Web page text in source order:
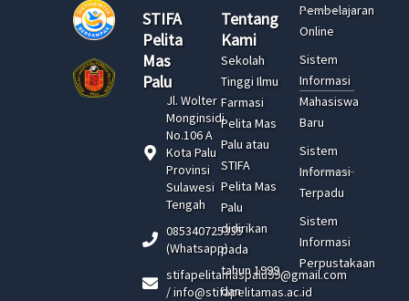
STIFA
Pelita
Mas
Palu
Jl. Wolter
Monginsidi
No.106 A
Kota Palu
Provinsi
Sulawesi
Tengah
085340725335
(Whatsapp)
stifapelitamaspalu99@gmail.com
/ info@stifapelitamas.ac.id
Tentang
Kami
Sekolah
Tinggi Ilmu
Farmasi
Pelita Mas
Palu atau
STIFA
Pelita Mas
Palu
didirikan
pada
tahun 1999
dan
Pembelajaran
Online
Sistem
Informasi
Mahasiswa
Baru
Sistem
Informasi
Terpadu
Sistem
Informasi
Perpustakaan